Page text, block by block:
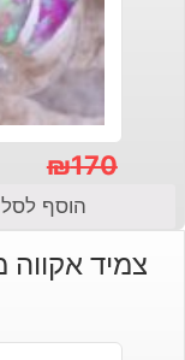
₪170
המקורי
היה:
הנוכחי
הוא:
הוסף לסל